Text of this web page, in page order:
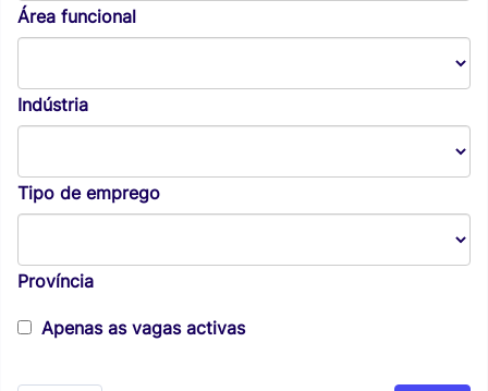
Área funcional
Indústria
Tipo de emprego
Província
Apenas as vagas activas